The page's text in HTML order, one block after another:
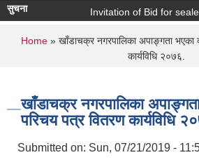
सुचना Invitation of Bid for sealed
You are here
Home » खाँडाचक्र नगरपालिका अपाङ्गता भएका
कार्यविधि २०७६.
खाँडाचक्र नगरपालिका
परिचय पत्र वितरण कार्यविधि
Submitted on: Sun, 07/21/2019 -